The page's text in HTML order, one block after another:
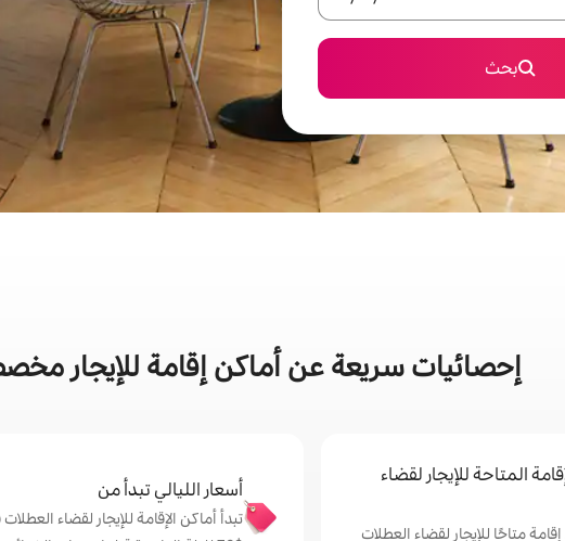
بحث
إحصائيات سريعة عن أماكن إقامة للإيجار
المتاحة للإيجار لقضاء
70 مكان إقامة متاحًا للإيجار لقضاء العطلات
أسعار الليالي تبدأ من
تبدأ أماكن الإقامة للإيجار لقضاء